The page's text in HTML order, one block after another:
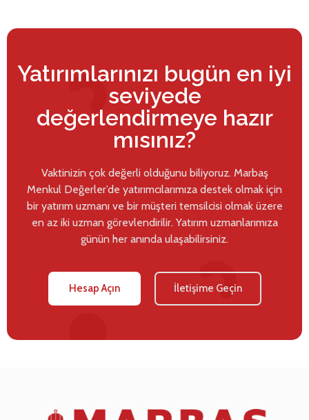
Yatırımlarınızı bugün en iyi
seviyede
değerlendirmeye hazır
mısınız?
Vaktinizin çok değerli olduğunu biliyoruz. Marbaş
Menkul Değerler’de yatırımcılarımıza destek olmak için
bir yatırım uzmanı ve bir müşteri temsilcisi olmak üzere
en az iki uzman görevlendirilir. Yatırım uzmanlarımıza
günün her anında ulaşabilirsiniz.
Hesap Açın İletişime Geçin